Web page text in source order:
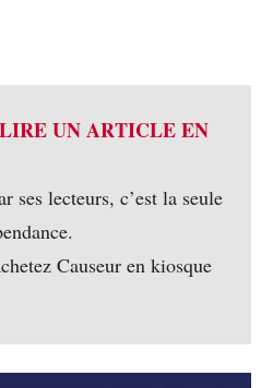
UN ARTICLE EN
ses lecteurs, c’est la seule
Causeur en kiosque